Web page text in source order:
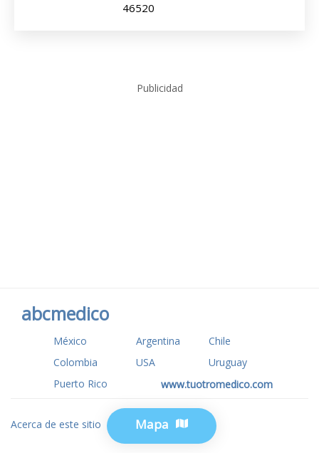
46520
Mapa
Publicidad
abcmedico
México Argentina
Chile
Colombia
USA
Uruguay
Puerto Rico
www.tuotromedico.com
Acerca de este sitio Privacidad